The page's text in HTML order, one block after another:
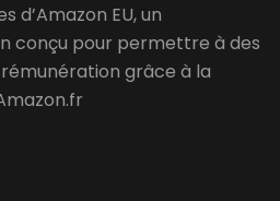
d’Amazon EU, un
conçu pour permettre à des
grâce à la